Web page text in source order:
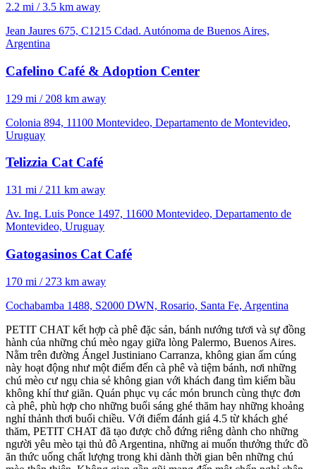
2.2 mi / 3.5 km away
Jean Jaures 675, C1215 Cdad. Autónoma de Buenos Aires,
Argentina
Cafelino Café & Adoption Center
129 mi / 208 km away
Colonia 894, 11100 Montevideo, Departamento de Montevideo,
Uruguay
Telizzia Cat Café
131 mi / 211 km away
Av. Ing. Luis Ponce 1497, 11600 Montevideo, Departamento de
Montevideo, Uruguay
Gatogasinos Cat Café
170 mi / 273 km away
Cochabamba 1488, S2000 DWN, Rosario, Santa Fe, Argentina
PETIT CHAT kết hợp cà phê đặc sản, bánh nướng tươi và sự đồng
hành của những chú mèo ngay giữa lòng Palermo, Buenos Aires.
Nằm trên đường Ángel Justiniano Carranza, không gian ấm cúng
này hoạt động như một điểm đến cà phê và tiệm bánh, nơi những
chú mèo cư ngụ chia sẻ không gian với khách đang tìm kiếm bầu
không khí thư giãn. Quán phục vụ các món brunch cùng thực đơn
cà phê, phù hợp cho những buổi sáng ghé thăm hay những khoảng
nghỉ thảnh thơi buổi chiều. Với điểm đánh giá 4.5 từ khách ghé
thăm, PETIT CHAT đã tạo được chỗ đứng riêng dành cho những
người yêu mèo tại thủ đô Argentina, những ai muốn thưởng thức đồ
ăn thức uống chất lượng trong khi dành thời gian bên những chú